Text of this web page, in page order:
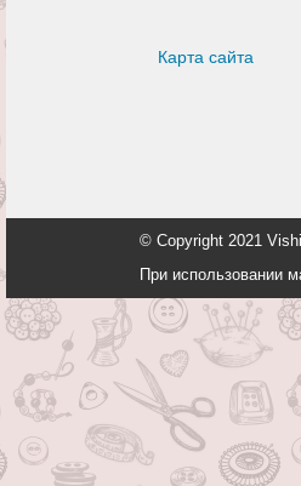
Карта сайта
© Copyright 2021
При использовании